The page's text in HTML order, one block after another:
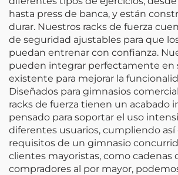
hasta press de banca, y están
durar. Nuestros racks de fuerza
de seguridad ajustables para que
puedan entrenar con confianza.
pueden integrar perfectamente en
existente para mejorar la
Diseñados para gimnasios
racks de fuerza tienen un acabado
pensado para soportar el uso
diferentes usuarios, cumpliendo así
requisitos de un gimnasio
clientes mayoristas, como cadenas
compradores al por mayor,